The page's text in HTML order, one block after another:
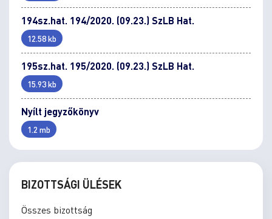
194sz.hat. 194/2020. (09.23.) SzLB Hat.
12.58 kb
195sz.hat. 195/2020. (09.23.) SzLB Hat.
15.93 kb
Nyílt jegyzőkönyv
1.2 mb
BIZOTTSÁGI ÜLÉSEK
Összes bizottság